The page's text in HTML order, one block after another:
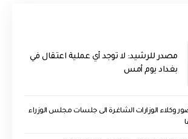
مصدر للرشيد: لا توجد أي عملية اعتقال في
بغداد يوم أمس
وكلاء الوزارات الشاغرة الى جلسات مجلس الوزراء